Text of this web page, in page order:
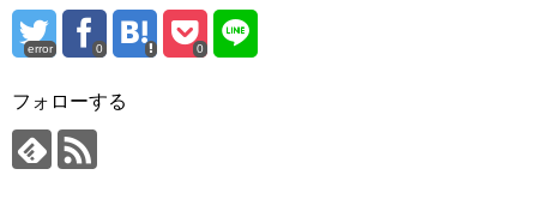
error 0 0
フォローする